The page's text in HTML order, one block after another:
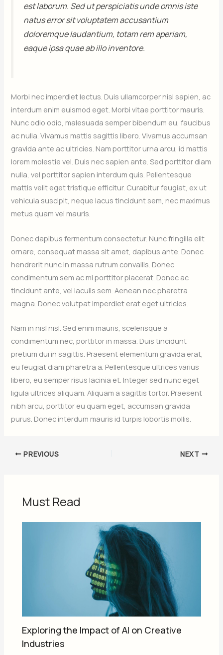
est laborum. Sed ut perspiciatis unde omnis iste
natus error sit voluptatem accusantium
doloremque laudantium, totam rem aperiam,
eaque ipsa quae ab illo inventore.
Morbi nec imperdiet lectus. Duis ullamcorper nisl sapien, ac
interdum enim euismod eget. Morbi vitae porttitor mauris.
Nunc odio odio, malesuada semper bibendum eu, faucibus
ac nulla. Vivamus mattis sagittis libero. Vivamus accumsan
gravida ante ac ultricies. Nam porttitor urna arcu, id mattis
lorem molestie vel. Duis nec sapien ante. Sed porttitor diam
nulla, vel porttitor sapien interdum quis. Pellentesque
mattis velit eget tristique efficitur. Curabitur feugiat, ex ut
vehicula suscipit, neque lacus tincidunt sem, nec maximus
metus quam vel mauris.
Donec dapibus fermentum consectetur. Nunc fringilla elit
ornare, consequat massa sit amet, dapibus ante. Donec
hendrerit nunc in massa rutrum convallis. Donec
condimentum sem ac mi porttitor placerat. Donec ac
tincidunt ante, vel iaculis sem. Aenean nec pharetra
magna. Donec volutpat imperdiet erat eget ultricies.
Nam in nisl nisl. Sed enim mauris, scelerisque a
condimentum nec, porttitor in massa. Duis tincidunt
pretium dui in sagittis. Praesent elementum gravida erat,
eu feugiat diam pharetra a. Pellentesque ultrices varius
libero, eu semper risus lacinia et. Integer sed nunc eget
ligula ultrices aliquam. Aliquam a sagittis tortor. Praesent
nibh arcu, porttitor eu quam eget, accumsan gravida
purus. Donec interdum mauris id turpis lobortis mollis.
PREVIOUS NEXT
Must Read
Exploring the Impact of AI on Creative
Industries